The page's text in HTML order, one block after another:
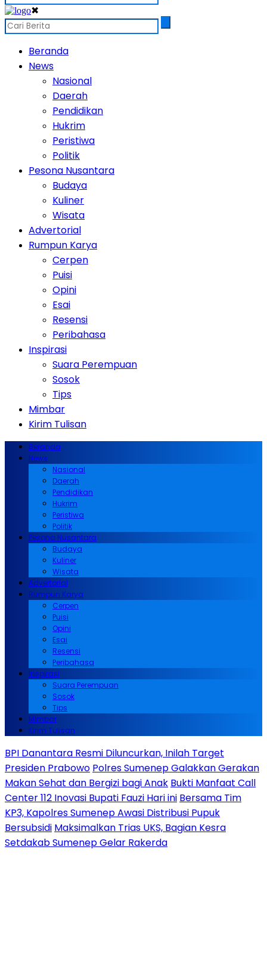
✖
Beranda
News
Nasional
Daerah
Pendidikan
Hukrim
Peristiwa
Politik
Pesona Nusantara
Budaya
Kuliner
Wisata
Advertorial
Rumpun Karya
Cerpen
Puisi
Opini
Esai
Resensi
Peribahasa
Inspirasi
Suara Perempuan
Sosok
Tips
Mimbar
Kirim Tulisan
Beranda
News
Nasional
Daerah
Pendidikan
Hukrim
Peristiwa
Politik
Pesona Nusantara
Budaya
Kuliner
Wisata
Advertorial
Rumpun Karya
Cerpen
Puisi
Opini
Esai
Resensi
Peribahasa
Inspirasi
Suara Perempuan
Sosok
Tips
Mimbar
Kirim Tulisan
BPI Danantara Resmi Diluncurkan, Inilah Target
Presiden Prabowo Polres Sumenep Galakkan Gerakan
Makan Sehat dan Bergizi bagi Anak Bukti Manfaat Call
Center 112 Inovasi Bupati Fauzi Hari ini Bersama Tim
KP3, Kapolres Sumenep Awasi Distribusi Pupuk
Bersubsidi Maksimalkan Trias UKS, Bagian Kesra
Setdakab Sumenep Gelar Rakerda